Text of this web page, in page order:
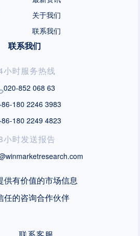
关于我们
联系我们
联系我们
小时服务热线
020-852 068 63
180 2246 3983
180 2249 4823
小时发送报告
供有价值的市场信息
任的咨询合作伙伴